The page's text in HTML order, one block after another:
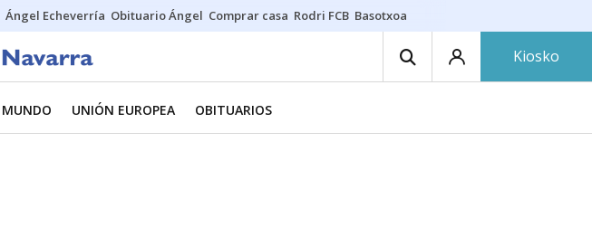
Ángel Echeverría Obituario Ángel Comprar casa Rodri FCB Basotxoa
Kiosko
MUNDO UNIÓN EUROPEA OBITUARIOS